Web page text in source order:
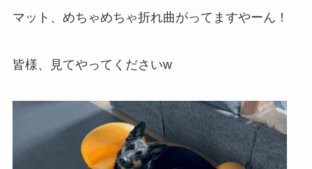
マット、めちゃめちゃ折れ曲がってますやーん！
皆様、見てやってくださいw